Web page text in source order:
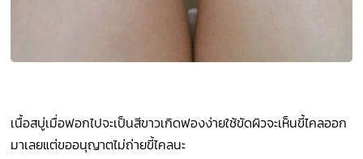
เนื้อสบู่เมื่อฟอกไปจะเป็นสีขาวเกิดฟองง่ายใช้ขัดผิวจะเห็นขี้ไคลออก
มาเลยแต่ขออนุญาตไม่ถ่ายขี้ไคลนะ